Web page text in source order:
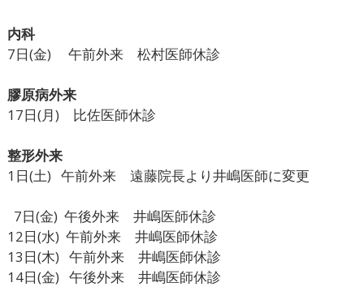
内科
7日(金) 午前外来 松村医師休診
膠原病外来
17日(月) 比佐医師休診
整形外来
1日(土) 午前外来 遠藤院長より井嶋医師に変更
7日(金) 午後外来 井嶋医師休診
12日(水) 午前外来 井嶋医師休診
13日(木) 午前外来 井嶋医師休診
14日(金) 午後外来 井嶋医師休診